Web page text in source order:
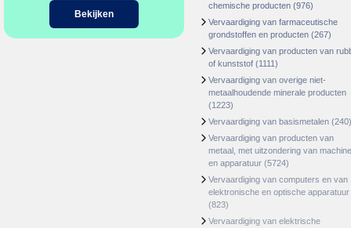
Bekijken
chemische producten (976)
Vervaardiging van farmaceutische
grondstoffen en producten (267)
Vervaardiging van producten van
of kunststof (1111)
Vervaardiging van overige niet-
metaalhoudende minerale producten
(1223)
Vervaardiging van basismetalen (240)
Vervaardiging van producten van
metaal, met uitzondering van
en apparatuur (5724)
Vervaardiging van computers en van
elektronische en optische apparatuur
(823)
Vervaardiging van elektrische